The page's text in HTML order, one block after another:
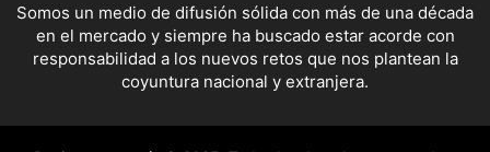
Somos un medio de difusión sólida con más de una década
en el mercado y siempre ha buscado estar acorde con
responsabilidad a los nuevos retos que nos plantean la
coyuntura nacional y extranjera.